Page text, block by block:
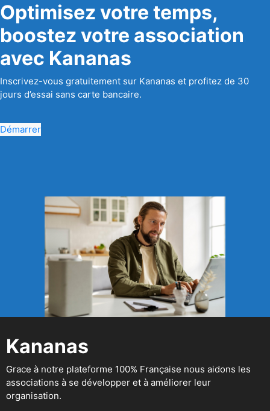
Optimisez votre temps,
boostez votre association
avec Kananas
Inscrivez-vous gratuitement sur Kananas et profitez de 30
jours d’essai sans carte bancaire.
Démarrer
Kananas
Grace à notre plateforme 100% Française nous aidons les
associations à se développer et à améliorer leur
organisation.